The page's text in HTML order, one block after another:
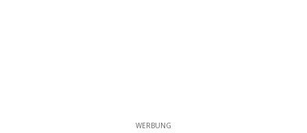
WERBUNG